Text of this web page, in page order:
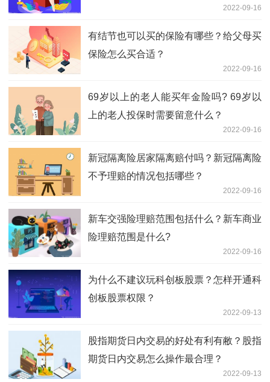
2022-09-16
有结节也可以买的保险有哪些？给父母买
保险怎么买合适？
2022-09-16
69岁以上的老人能买年金险吗? 69岁以
上的老人投保时需要留意什么？
2022-09-16
新冠隔离险居家隔离赔付吗？新冠隔离险
不予理赔的情况包括哪些？
2022-09-16
新车交强险理赔范围包括什么？新车商业
险理赔范围是什么?
2022-09-16
为什么不建议玩科创板股票？怎样开通科
创板股票权限？
2022-09-13
股指期货日内交易的好处有利有敝？股指
期货日内交易怎么操作最合理？
2022-09-13